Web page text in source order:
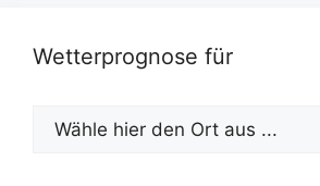
Wetterprognose für